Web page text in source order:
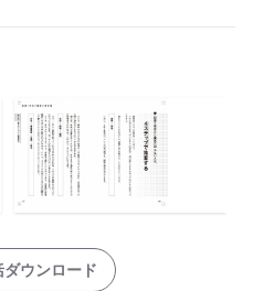
ダウンロード